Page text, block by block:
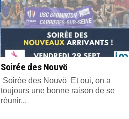
Soirée des Nouvö
Soirée des Nouvö Et oui, on a
toujours une bonne raison de se
réunir...